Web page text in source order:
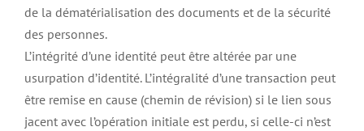
de la dématérialisation des documents et de la sécurité
des personnes.
L’intégrité d’une identité peut être altérée par une
usurpation d’identité. L’intégralité d’une transaction peut
être remise en cause (chemin de révision) si le lien sous
jacent avec l’opération initiale est perdu, si celle-ci n’est